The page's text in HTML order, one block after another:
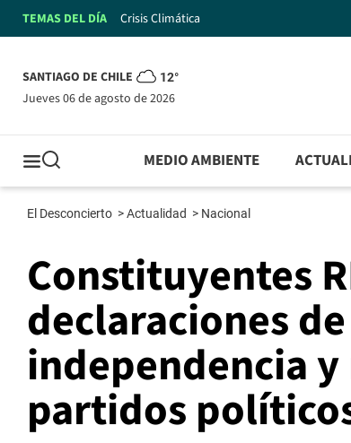
TEMAS DEL DÍA Crisis Climática
SANTIAGO DE CHILE 12°
jueves 06 de agosto de 2026
MEDIO AMBIENTE
El Desconcierto >Actualidad > Nacional
Constituyentes
declaraciones
independencia
partidos